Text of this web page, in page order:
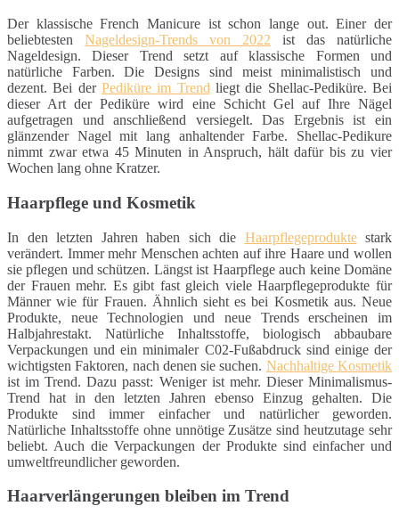
Der klassische French Manicure ist schon lange out. Einer der
beliebtesten Nageldesign-Trends von 2022 ist das natürliche
Nageldesign. Dieser Trend setzt auf klassische Formen und
natürliche Farben. Die Designs sind meist minimalistisch und
dezent. Bei der Pediküre im Trend liegt die Shellac-Pediküre. Bei
dieser Art der Pediküre wird eine Schicht Gel auf Ihre Nägel
aufgetragen und anschließend versiegelt. Das Ergebnis ist ein
glänzender Nagel mit lang anhaltender Farbe. Shellac-Pedikure
nimmt zwar etwa 45 Minuten in Anspruch, hält dafür bis zu vier
Wochen lang ohne Kratzer.
Haarpflege und Kosmetik
In den letzten Jahren haben sich die Haarpflegeproduktestark
verändert. Immer mehr Menschen achten auf ihre Haare und wollen
sie pflegen und schützen. Längst ist Haarpflege auch keine Domäne
der Frauen mehr. Es gibt fast gleich viele Haarpflegeprodukte für
Männer wie für Frauen. Ähnlich sieht es bei Kosmetik aus. Neue
Produkte, neue Technologien und neue Trends erscheinen im
Halbjahrestakt. Natürliche Inhaltsstoffe, biologisch abbaubare
Verpackungen und ein minimaler C02-Fußabdruck sind einige der
wichtigsten Faktoren, nach denen sie suchen. Nachhaltige Kosmetik
ist im Trend. Dazu passt: Weniger ist mehr. Dieser Minimalismus-
Trend hat in den letzten Jahren ebenso Einzug gehalten. Die
Produkte sind immer einfacher und natürlicher geworden.
Natürliche Inhaltsstoffe ohne unnötige Zusätze sind heutzutage sehr
beliebt. Auch die Verpackungen der Produkte sind einfacher und
umweltfreundlicher geworden.
Haarverlängerungen bleiben im Trend